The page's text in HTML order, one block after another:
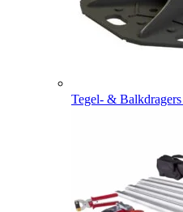
Tegel- & Balkdragers